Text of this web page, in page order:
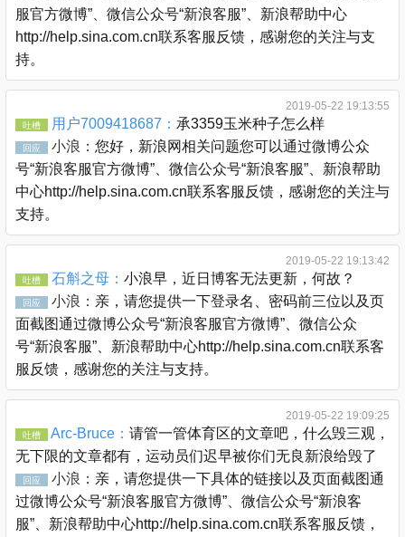
服官方微博”、微信公众号“新浪客服”、新浪帮助中心
http://help.sina.com.cn联系客服反馈，感谢您的关注与支
持。
2019-05-22 19:13:55
吐槽 用户7009418687： 承3359玉米种子怎么样
回应 小浪： 您好，新浪网相关问题您可以通过微博公众
号“新浪客服官方微博”、微信公众号“新浪客服”、新浪帮助
中心http://help.sina.com.cn联系客服反馈，感谢您的关注与
支持。
2019-05-22 19:13:42
吐槽 石斛之母： 小浪早，近日博客无法更新，何故？
回应 小浪： 亲，请您提供一下登录名、密码前三位以及页
面截图通过微博公众号“新浪客服官方微博”、微信公众
号“新浪客服”、新浪帮助中心http://help.sina.com.cn联系客
服反馈，感谢您的关注与支持。
2019-05-22 19:09:25
吐槽 Arc-Bruce： 请管一管体育区的文章吧，什么毁三观，
无下限的文章都有，运动员们迟早被你们无良新浪给毁了
回应 小浪： 亲，请您提供一下具体的链接以及页面截图通
过微博公众号“新浪客服官方微博”、微信公众号“新浪客
服”、新浪帮助中心http://help.sina.com.cn联系客服反馈，